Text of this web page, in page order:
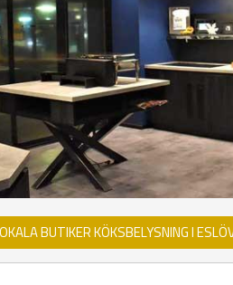
BUTIKER KÖKSBELYSNING I